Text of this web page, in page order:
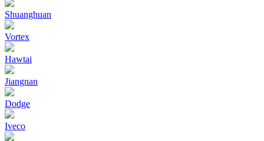
Shuanghuan
Vortex
Hawtai
Jiangnan
Dodge
Iveco